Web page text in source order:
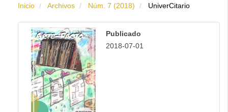
Navegación
principal
Contenido
principal
Barra
lateral
Inicio Archivos Núm. 7 (2018) UniverCitario
Publicado
2018-07-01